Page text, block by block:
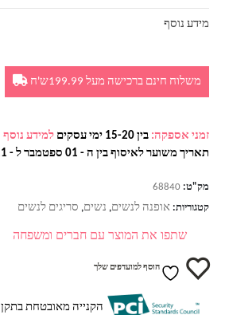
מידע נוסף
משלוח חינם ברכישה מעל 199.99ש'ח
זמני אספקה: בין 15-20 ימי עסקים
למידע נוסף
תאריך משוער לאיסוף בין ה - 01 ספטמבר ל - 11 ספטמבר
מק"ט: 68840
קטגוריות: אופנה לנשים, נשים, סריגים לנשים
שתפו את המוצר עם חברים ומשפחה
הוסף למועדפים שלך
הקנייה מאובטחת בתקן